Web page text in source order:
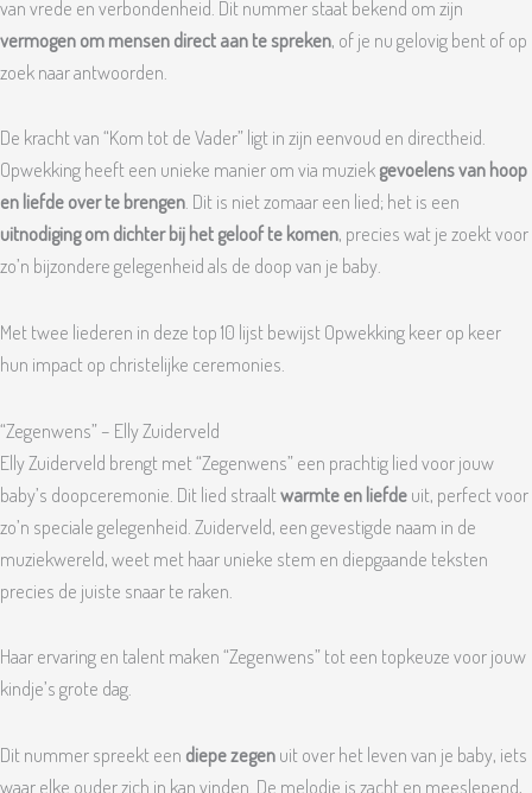
van vrede en verbondenheid. Dit nummer staat bekend om zijn
vermogen om mensen direct aan te spreken, of je nu gelovig bent of op
zoek naar antwoorden.
De kracht van “Kom tot de Vader” ligt in zijn eenvoud en directheid.
Opwekking heeft een unieke manier om via muziekgevoelens van hoop
en liefde over te brengen. Dit is niet zomaar een lied; het is een
uitnodiging om dichter bij het geloof te komen, precies wat je zoekt voor
zo’n bijzondere gelegenheid als de doop van je baby.
Met twee liederen in deze top 10 lijst bewijst Opwekking keer op keer
hun impact op christelijke ceremonies.
“Zegenwens” – Elly Zuiderveld
Elly Zuiderveld brengt met “Zegenwens” een prachtig lied voor jouw
baby’s doopceremonie. Dit lied straaltwarmte en liefdeuit, perfect voor
zo’n speciale gelegenheid. Zuiderveld, een gevestigde naam in de
muziekwereld, weet met haar unieke stem en diepgaande teksten
precies de juiste snaar te raken.
Haar ervaring en talent maken “Zegenwens” tot een topkeuze voor jouw
kindje’s grote dag.
Dit nummer spreekt een diepe zegenuit over het leven van je baby, iets
waar elke ouder zich in kan vinden. De melodie is zacht en meeslepend,